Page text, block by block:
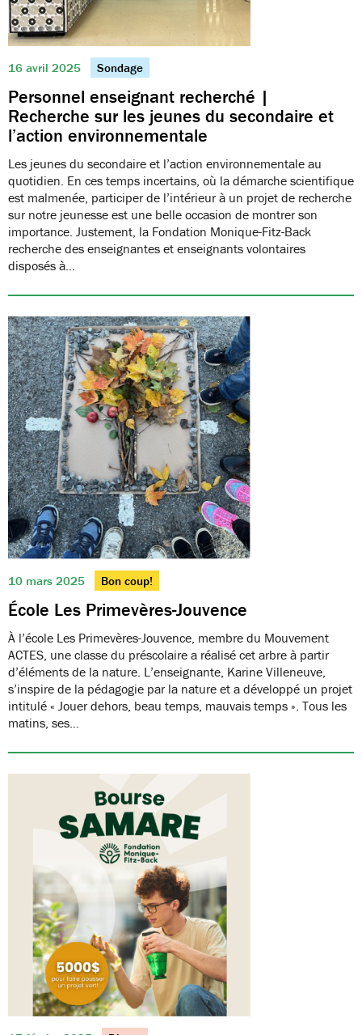
16 avril 2025 Sondage
Personnel enseignant recherché |
Recherche sur les jeunes du secondaire et
l’action environnementale
Les jeunes du secondaire et l’action environnementale au
quotidien. En ces temps incertains, où la démarche scientifique
est malmenée, participer de l’intérieur à un projet de recherche
sur notre jeunesse est une belle occasion de montrer son
importance. Justement, la Fondation Monique-Fitz-Back
recherche des enseignantes et enseignants volontaires
disposés à…
10 mars 2025 Bon coup!
École Les Primevères-Jouvence
À l’école Les Primevères-Jouvence, membre du Mouvement
ACTES, une classe du préscolaire a réalisé cet arbre à partir
d’éléments de la nature. L’enseignante, Karine Villeneuve,
s’inspire de la pédagogie par la nature et a développé un projet
intitulé « Jouer dehors, beau temps, mauvais temps ». Tous les
matins, ses…